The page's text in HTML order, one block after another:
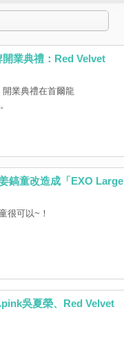
業典禮：Red Velvet
業典禮在首爾龍
鎬童改造成「EXO Large
很可以~！
吳夏榮、Red Velvet